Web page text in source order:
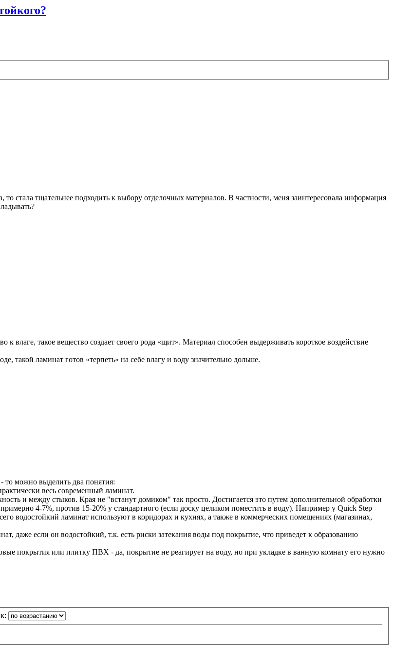
стала тщательнее подходить к выбору отделочных материалов. В частности, меня заинтересовала информация
влаге, такое вещество создает своего рода «щит». Материал способен выдерживать короткое воздействие
такой ламинат готов «терпеть» на себе влагу и воду значительно дольше.
то можно выделить два понятия:
весь современный ламинат.
и между стыков. Края не "встанут домиком" так просто. Достигается это путем дополнительной обработки
4-7%, против 15-20% у стандартного (если доску целиком поместить в воду). Например у Quick Step
водостойкий ламинат используют в коридорах и кухнях, а также в коммерческих помещениях (магазинах,
даже если он водостойкий, т.к. есть риски затекания воды под покрытие, что приведет к образованию
покрытия или плитку ПВХ - да, покрытие не реагирует на воду, но при укладке в ванную комнату его нужно